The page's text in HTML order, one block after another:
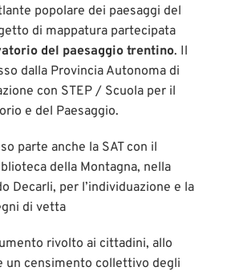
popolare dei paesaggi del
di mappatura partecipata
del paesaggio trentino. Il
dalla Provincia Autonoma di
con STEP / Scuola per il
e del Paesaggio.
parte anche la SAT con il
della Montagna, nella
Decarli, per l’individuazione e la
di vetta
rivolto ai cittadini, allo
un censimento collettivo degli